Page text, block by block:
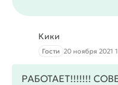
Кики
Гости 20 ноября 2021
РАБОТАЕТ!!!!!!!